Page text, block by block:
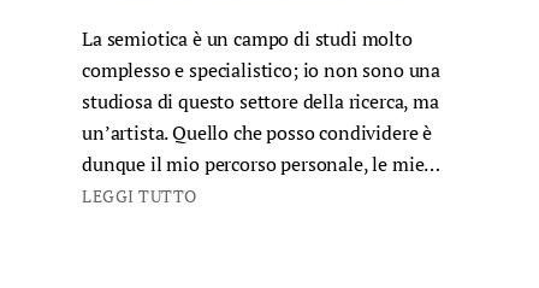
La semiotica è un campo di studi molto
complesso e specialistico; io non sono una
studiosa di questo settore della ricerca, ma
un’artista. Quello che posso condividere è
dunque il mio percorso personale, le mie…
LEGGI TUTTO